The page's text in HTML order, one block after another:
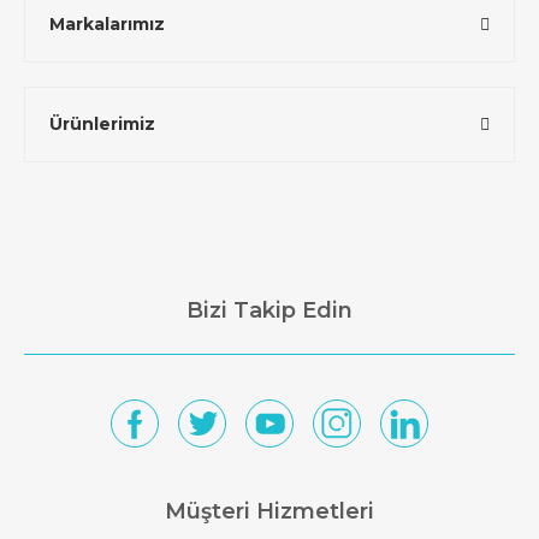
Markalarımız
Ürünlerimiz
Bizi Takip Edin
Müşteri Hizmetleri